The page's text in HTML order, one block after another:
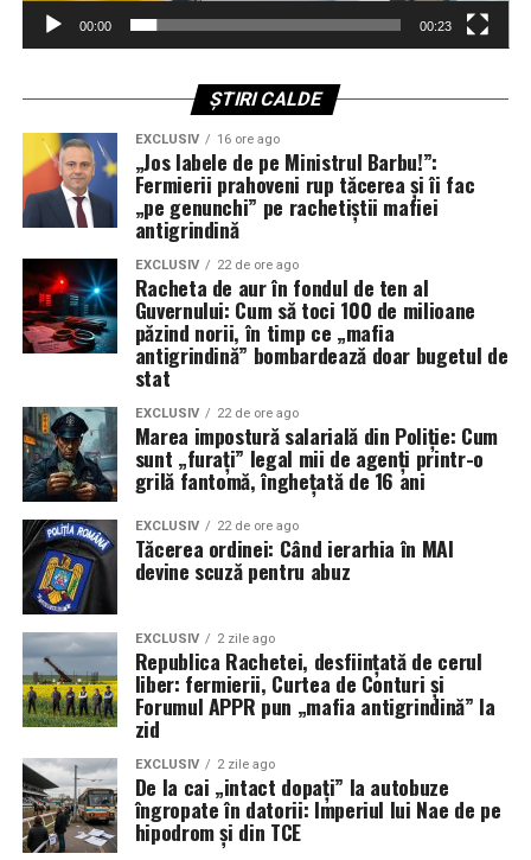
Uită-te la numele brandului și la scrierea
Multe branduri coreene autentice poartă și numele în
alfabet coreean (Hangul) pe ambalaj, alături de cel latin.
Nu e o regulă absolută — unele branduri orientate spre
export folosesc doar engleza — dar prezența Hangul-
ului e un semn în plus de origine reală.
Caută marca KC (Korea Certification)
Produsele conforme cu reglementările coreene poartă
adesea logo-ulKC (Korea Certification) sau referințe la
MFDS (autoritatea coreeană a medicamentelor și
cosmeticelor). E un indiciu că produsul a trecut prin
sistemul de reglementare coreean — deci că are o
legătură reală cu piața de acolo.
Verifică cine e „importatorul / distribuitorul”
pentru piața ta
Pe eticheta din România/UE vei găsi datele
importatorului sau ale „persoanei responsabile”. Asta
nu-ți spune direct originea, dar un brand coreean serios
ajunge la tine printr-un importator oficial. Poți verifica
pe site-ul brandului dacă distribuitorul respectiv e
recunoscut oficial — un semn de lanț de aprovizionare
curat.
De reținut
00:00 00:23
ȘTIRI CALDE
EXCLUSIV 16 ore ago
„Jos labele de pe Ministrul Barbu!”:
Fermierii prahoveni rup tăcerea și îi fac
„pe genunchi” pe rachetiștii mafiei
antigrindină
EXCLUSIV 22 de ore ago
Racheta de aur în fondul de ten al
Guvernului: Cum să toci 100 de milioane
păzind norii, în timp ce „mafia
antigrindină” bombardează doar bugetul de
stat
EXCLUSIV 22 de ore ago
Marea impostură salarială din Poliție: Cum
sunt „furați” legal mii de agenți printr-o
grilă fantomă, înghețată de 16 ani
EXCLUSIV 22 de ore ago
Tăcerea ordinei: Când ierarhia în MAI
devine scuză pentru abuz
EXCLUSIV 2 zile ago
Republica Rachetei, desființată de cerul
liber: fermierii, Curtea de Conturi și
Forumul APPR pun „mafia antigrindină” la
zid
EXCLUSIV 2 zile ago
De la cai „intact dopați” la autobuze
îngropate în datorii: Imperiul lui Nae de pe
hipodrom și din TCE